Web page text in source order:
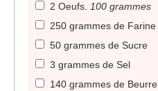
2 Oeufs. 100 grammes
250 grammes de Farine
50 grammes de Sucre
3 grammes de Sel
140 grammes de Beurre